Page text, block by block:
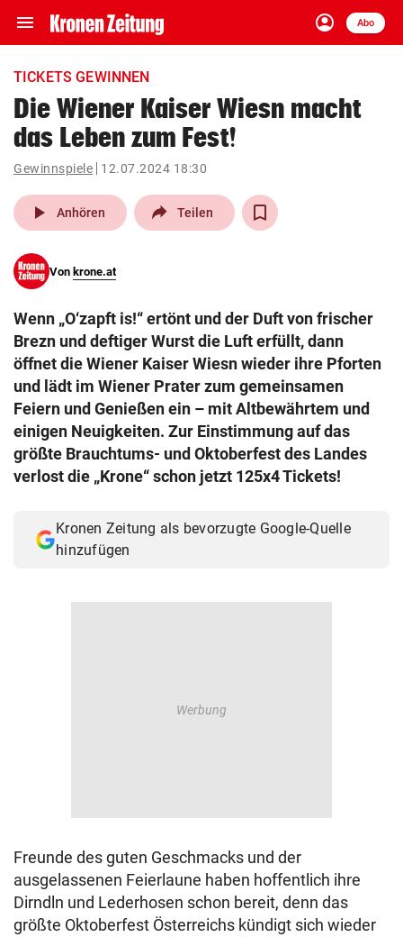
menu Navigation
ein-/ausklappen
account_circle
Anmelden
Abo
close Schließen
account_circle Anmelden
pin_drop
Wien arrow_right
search
eingeben
Muthgasse 2, 1190 Wien
TICKETS GEWINNEN
Die Wiener Kaiser Wiesn macht
das Leben zum Fest!
Gewinnspiele 12.07.2024 18:30
play_arrow Anhören Teilen
Von krone.at
Wenn „O‘zapft is!“ ertönt und der Duft von frischer
Brezn und deftiger Wurst die Luft erfüllt, dann
öffnet die Wiener Kaiser Wiesn wieder ihre Pforten
und lädt im Wiener Prater zum gemeinsamen
Feiern und Genießen ein – mit Altbewährtem und
einigen Neuigkeiten. Zur Einstimmung auf das
größte Brauchtums- und Oktoberfest des Landes
verlost die „Krone“ schon jetzt 125x4 Tickets!
Kronen Zeitung als bevorzugte Google-Quelle
hinzufügen
Freunde des guten Geschmacks und der
ausgelassenen Feierlaune haben hoffentlich ihre
Dirndln und Lederhosen schon bereit, denn das
größte Oktoberfest Österreichs kündigt sich wieder